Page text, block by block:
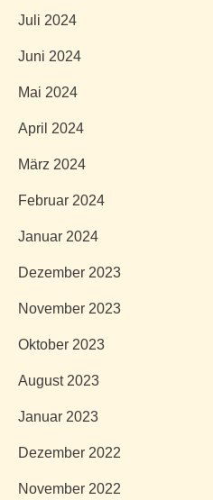
Juli 2024
Juni 2024
Mai 2024
April 2024
März 2024
Februar 2024
Januar 2024
Dezember 2023
November 2023
Oktober 2023
August 2023
Januar 2023
Dezember 2022
November 2022